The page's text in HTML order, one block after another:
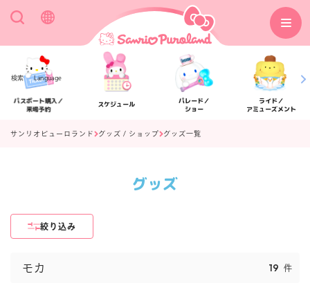
検索 Language
パスポート購入／
来場予約
スケジュール
パレード／
ショー
ライド／
アミューズメント
サンリオピューロランド グッズ / ショップ グッズ一覧
グッズ
絞り込み
モカ 19 件